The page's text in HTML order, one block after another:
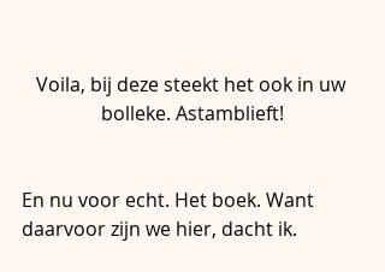
Voila, bij deze steekt het ook in uw
bolleke. Astamblieft!
En nu voor echt. Het boek. Want
daarvoor zijn we hier, dacht ik.